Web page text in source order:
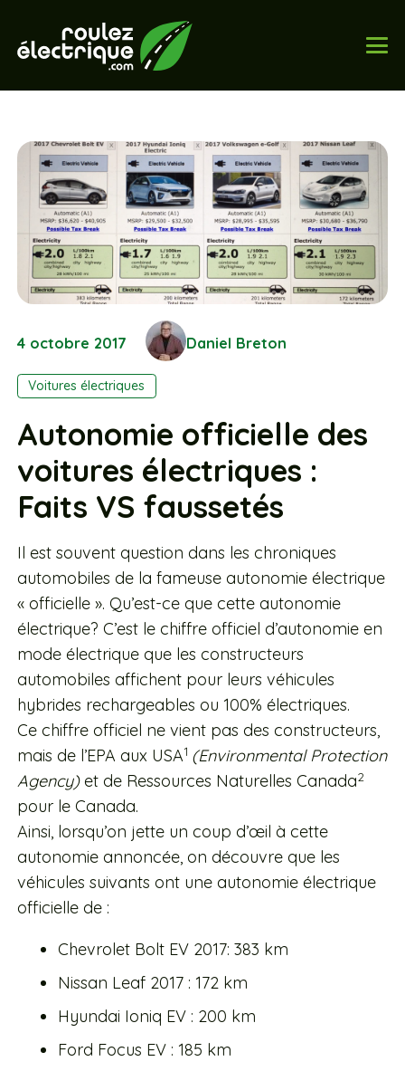
4 octobre 2017 Daniel Breton
Voitures électriques
Autonomie officielle des
voitures électriques :
Faits VS faussetés
Il est souvent question dans les chroniques
automobiles de la fameuse autonomie électrique
« officielle ». Qu’est-ce que cette autonomie
électrique? C’est le chiffre officiel d’autonomie en
mode électrique que les constructeurs
automobiles affichent pour leurs véhicules
hybrides rechargeables ou 100% électriques.
Ce chiffre officiel ne vient pas des constructeurs,
mais de l’EPA aux USA1 (Environmental Protection
Agency) et de Ressources Naturelles Canada2
pour le Canada.
Ainsi, lorsqu’on jette un coup d’œil à cette
autonomie annoncée, on découvre que les
véhicules suivants ont une autonomie électrique
officielle de :
Chevrolet Bolt EV 2017: 383 km
Nissan Leaf 2017 : 172 km
Hyundai Ioniq EV : 200 km
Ford Focus EV : 185 km